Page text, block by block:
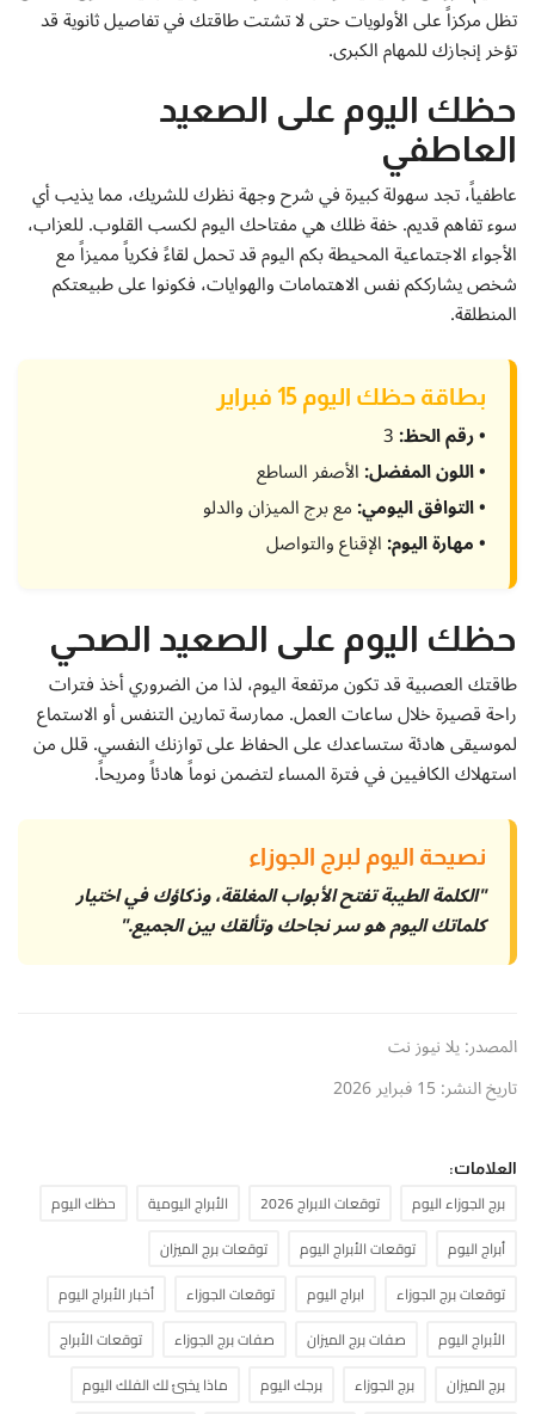
تظل مركزاً على الأولويات حتى لا تشتت طاقتك في تفاصيل ثانوية قد
تؤخر إنجازك للمهام الكبرى.
حظك اليوم على الصعيد
العاطفي
عاطفياً، تجد سهولة كبيرة في شرح وجهة نظرك للشريك، مما يذيب أي
سوء تفاهم قديم. خفة ظلك هي مفتاحك اليوم لكسب القلوب. للعزاب،
الأجواء الاجتماعية المحيطة بكم اليوم قد تحمل لقاءً فكرياً مميزاً مع
شخص يشارككم نفس الاهتمامات والهوايات، فكونوا على طبيعتكم
المنطلقة.
بطاقة حظك اليوم 15 فبراير
• رقم الحظ:
• اللون المفضل:الأصفر الساطع
• التوافق اليومي:مع برج الميزان والدلو
• مهارة اليوم:الإقناع والتواصل
حظك اليوم على الصعيد الصحي
طاقتك العصبية قد تكون مرتفعة اليوم، لذا من الضروري أخذ فترات
راحة قصيرة خلال ساعات العمل. ممارسة تمارين التنفس أو الاستماع
لموسيقى هادئة ستساعدك على الحفاظ على توازنك النفسي. قلل من
استهلاك الكافيين في فترة المساء لتضمن نوماً هادئاً ومريحاً.
نصيحة اليوم لبرج الجوزاء
"الكلمة الطيبة تفتح الأبواب المغلقة، وذكاؤك في اختيار
كلماتك اليوم هو سر نجاحك وتألقك بين الجميع."
المصدر: يلا نيوز نت
تاريخ النشر: 15 فبراير 2026
العلامات:
برج الجوزاء اليوم توقعات الابراج 2026 الأبراج اليومية
حظك اليوم
أبراج اليوم
توقعات الأبراج اليوم
توقعات برج الميزان
توقعات برج الجوزاء
ابراج اليوم توقعات الجوزاء
أخبار الأبراج اليوم
الأبراج اليوم
صفات برج الميزان صفات برج الجوزاء
توقعات الأبراج
برج الميزان
برج الجوزاء برجك اليوم ماذا يخبئ لك الفلك اليوم